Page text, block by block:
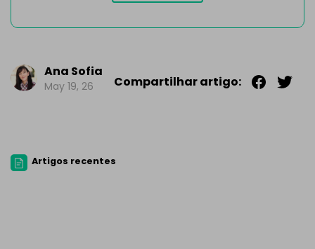
Ana Sofia
May 19, 26 Compartilhar artigo:
Artigos recentes